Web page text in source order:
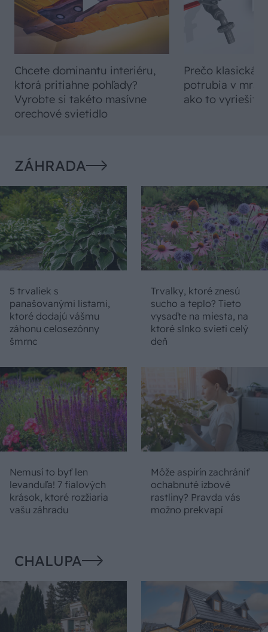
Chcete dominantu interiéru,
ktorá pritiahne pohľady?
Vyrobte si takéto masívne
orechové svietidlo
Prečo klasická
potrubia v
ako to vyriešiť
ZÁHRADA
5 trvaliek s
panašovanými listami,
ktoré dodajú vášmu
záhonu celosezónny
šmrnc
Trvalky, ktoré znesú
sucho a teplo? Tieto
vysaďte na miesta, na
ktoré slnko svieti celý
deň
Nemusí to byť len
levanduľa! 7 fialových
krások, ktoré rozžiaria
vašu záhradu
Môže aspirín zachrániť
ochabnuté izbové
rastliny? Pravda vás
možno prekvapí
CHALUPA